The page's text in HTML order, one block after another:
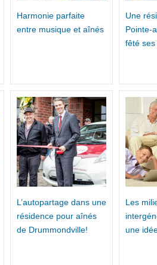
Harmonie parfaite
entre musique et aînés
Une
Pointe-
fêté
L’autopartage dans une
résidence pour aînés
de Drummondville!
Les
une